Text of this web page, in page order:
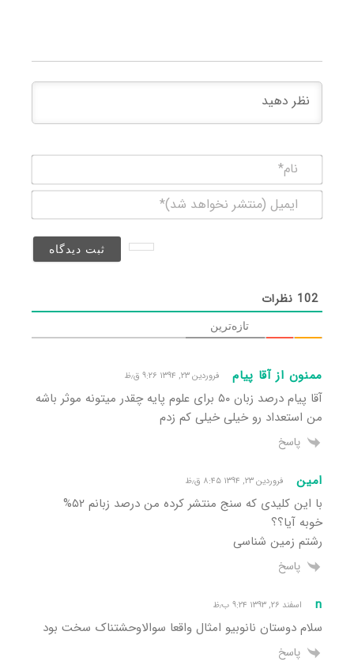
(منتشر
102 نظرات
تازه‌ترین
ممنون از آقا پیام فروردین ۲۳, ۱۳۹۴ ۹:۲۶ ق٫ظ
آقا پیام درصد زبان ۵۰ برای علوم پایه چقدر میتونه موثر باشه
من استعداد رو خیلی خیلی کم زدم
پاسخ
امین فروردین ۲۳, ۱۳۹۴ ۸:۴۵ ق٫ظ
با این کلیدی که سنج منتشر کرده من درصد زبانم ۵۲%
خوبه آیا؟؟
رشتم زمین شناسی
پاسخ
n اسفند ۲۶, ۱۳۹۳ ۹:۲۴ ب٫ظ
سلام دوستان نانوبیو امثال واقعا سوالاوحشتناک سخت بود
پاسخ